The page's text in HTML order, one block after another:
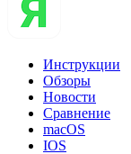
Инструкции
Обзоры
Новости
Сравнение
macOS
IOS